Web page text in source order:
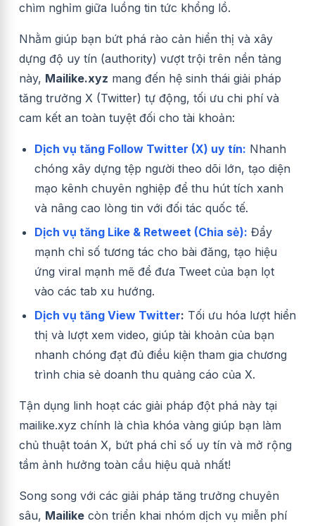
chìm nghỉm giữa luồng tin tức khổng lồ.
Nhằm giúp bạn bứt phá rào cản hiển thị và xây
dựng độ uy tín (authority) vượt trội trên nền tảng
này, Mailike.xyz mang đến hệ sinh thái giải pháp
tăng trưởng X (Twitter) tự động, tối ưu chi phí và
cam kết an toàn tuyệt đối cho tài khoản:
Dịch vụ tăng Follow Twitter (X) uy tín: Nhanh
chóng xây dựng tệp người theo dõi lớn, tạo diện
mạo kênh chuyên nghiệp để thu hút tích xanh
và nâng cao lòng tin với đối tác quốc tế.
Dịch vụ tăng Like & Retweet (Chia sẻ): Đẩy
mạnh chỉ số tương tác cho bài đăng, tạo hiệu
ứng viral mạnh mẽ để đưa Tweet của bạn lọt
vào các tab xu hướng.
Dịch vụ tăng View Twitter: Tối ưu hóa lượt hiển
thị và lượt xem video, giúp tài khoản của bạn
nhanh chóng đạt đủ điều kiện tham gia chương
trình chia sẻ doanh thu quảng cáo của X.
Tận dụng linh hoạt các giải pháp đột phá này tại
mailike.xyz chính là chìa khóa vàng giúp bạn làm
chủ thuật toán X, bứt phá chỉ số uy tín và mở rộng
tầm ảnh hưởng toàn cầu hiệu quả nhất!
Song song với các giải pháp tăng trưởng chuyên
sâu, Mailike còn triển khai nhóm dịch vụ miễn phí